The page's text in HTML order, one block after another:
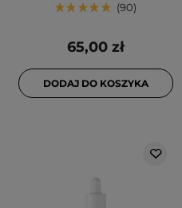
90
65,00 zł
DODAJ DO KOSZYKA